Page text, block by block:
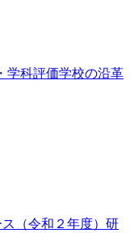
学科評価学校の沿革
（令和２年度） 研